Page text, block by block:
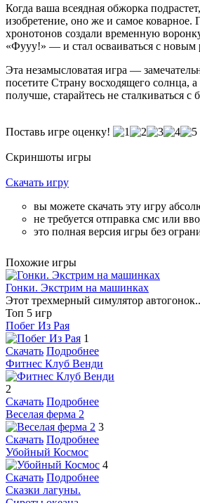
Когда ваша всеядная обжорка
изобретение, оно же и самое коварное.
хронотонов создали временную
«Фууу!» — и стал осваиваться с новым
Эта незамысловатая игра —
посетите Страну восходящего солнца,
получше, старайтесь не сталкиваться
Поставь игре оценку!
Скриншоты игры
Скачать игру
вы можете скачать эту игру
не требуется отправка смс или
это полная версия игры без
Похожие игры
Гонки. Экстрим на машинках
Этот трехмерный симулятор
Топ 5 игр
Побег Из Рая
1
Скачать Подробнее
Фитнес Клуб Венди
2
Скачать Подробнее
Веселая ферма 2
3
Скачать Подробнее
Убойный Космос
4
Скачать Подробнее
Сказки лагуны.